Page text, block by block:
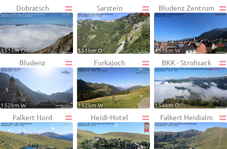
Dobratsch
151km O
Sarstein
151km O
Bludenz Zentrum
152km W
Bludenz
152km W
Furkajoch
152km W
BKK - Strohsack
154km O
Falkert Nord Heidi-Hotel Falkert Heidialm